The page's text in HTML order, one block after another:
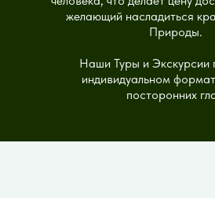
желающий насладиться
Природы.
Наши Туры и Экскурсии
индивидуальном
посторонних